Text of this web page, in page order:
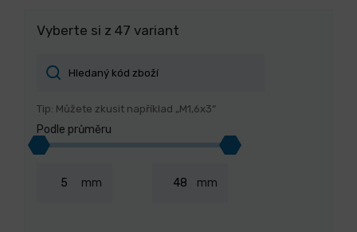
Vyberte si z 47 variant
Tip: Můžete zkusit například „M1,6x3“
Podle průměru
mm mm